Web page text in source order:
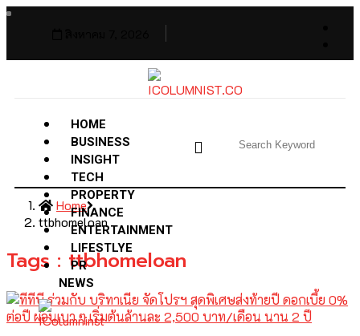
HOME
BUSINESS
INSIGHT
TECH
PROPERTY
FINANCE
ENTERTAINMENT
LIFESTLYE
PR
NEWS
Home
ttbhomeloan
Tags : ttbhomeloan